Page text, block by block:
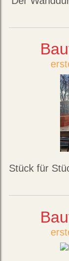
Stück für